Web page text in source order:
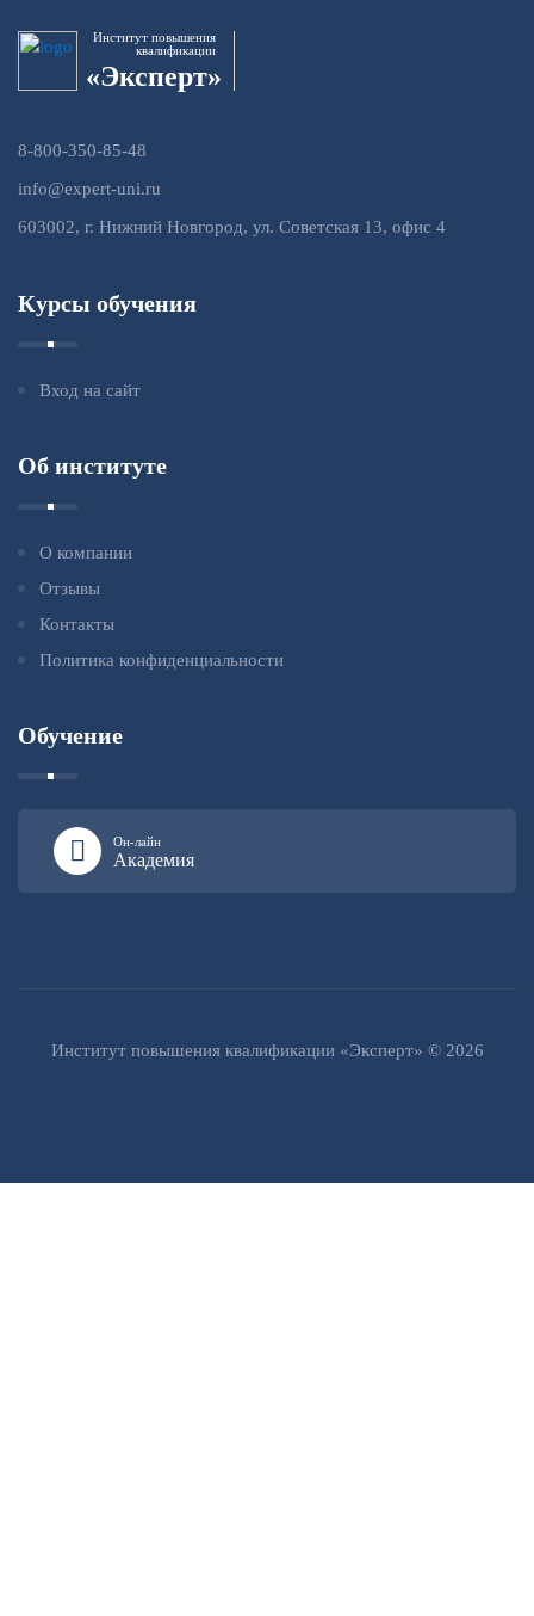
Институт повышения
квалификации
«Эксперт»
8-800-350-85-48
info@expert-uni.ru
603002, г. Нижний Новгород, ул. Советская 13, офис 4
Курсы обучения
Вход на сайт
Об институте
О компании
Отзывы
Контакты
Политика конфиденциальности
Обучение
Он-лайн
Академия
Институт повышения квалификации «Эксперт» © 2026